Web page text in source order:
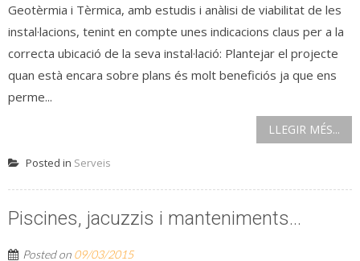
Geotèrmia i Tèrmica, amb estudis i anàlisi de viabilitat de les
instal·lacions, tenint en compte unes indicacions claus per a la
correcta ubicació de la seva instal·lació: Plantejar el projecte
quan està encara sobre plans és molt beneficiós ja que ens
perme...
LLEGIR MÉS...
Posted in Serveis
Piscines, jacuzzis i manteniments…
Posted on 09/03/2015